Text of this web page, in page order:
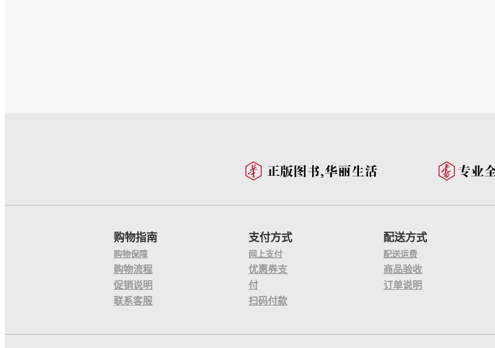
购物指南
购物保障
购物流程
促销说明
联系客服
支付方式
网上支付
优惠券支
付
扫码付款
配送方式
配送运费
商品验收
订单说明